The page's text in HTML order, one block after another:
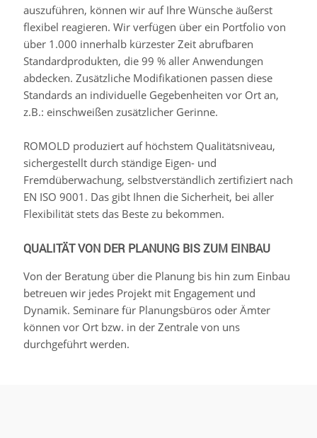
auszuführen, können wir auf Ihre Wünsche äußerst
flexibel reagieren. Wir verfügen über ein Portfolio von
über 1.000 innerhalb kürzester Zeit abrufbaren
Standardprodukten, die 99 % aller Anwendungen
abdecken. Zusätzliche Modifikationen passen diese
Standards an individuelle Gegebenheiten vor Ort an,
z.B.: einschweißen zusätzlicher Gerinne.
ROMOLD produziert auf höchstem Qualitätsniveau,
sichergestellt durch ständige Eigen- und
Fremdüberwachung, selbstverständlich zertifiziert nach
EN ISO 9001. Das gibt Ihnen die Sicherheit, bei aller
Flexibilität stets das Beste zu bekommen.
QUALITÄT VON DER PLANUNG BIS ZUM EINBAU
Von der Beratung über die Planung bis hin zum Einbau
betreuen wir jedes Projekt mit Engagement und
Dynamik. Seminare für Planungsbüros oder Ämter
können vor Ort bzw. in der Zentrale von uns
durchgeführt werden.